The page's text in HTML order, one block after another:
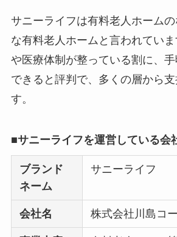
サニーライフは有料老人ホーム
な有料老人ホームと言われてい
や医療体制が整っている割に、
できると評判で、多くの層から
す。
■サニーライフを運営している会
ブランド
ネーム
サニーライフ
会社名 株式会社川島コ